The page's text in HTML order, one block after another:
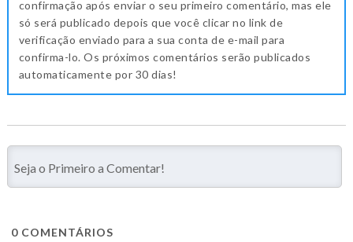
confirmação após enviar o seu primeiro comentário, mas ele
só será publicado depois que você clicar no link de
verificação enviado para a sua conta de e-mail para
confirma-lo. Os próximos comentários serão publicados
automaticamente por 30 dias!
0 COMENTÁRIOS